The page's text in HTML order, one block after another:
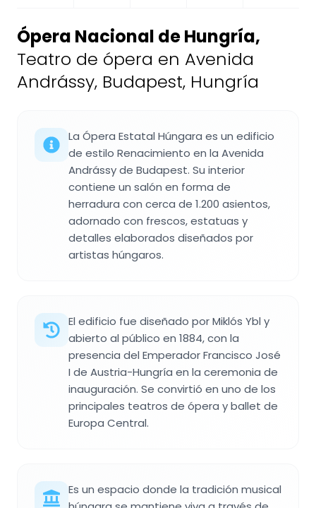
Ópera Nacional de Hungría,
Teatro de ópera en Avenida
Andrássy, Budapest, Hungría
La Ópera Estatal Húngara es un edificio
de estilo Renacimiento en la Avenida
Andrássy de Budapest. Su interior
contiene un salón en forma de
herradura con cerca de 1.200 asientos,
adornado con frescos, estatuas y
detalles elaborados diseñados por
artistas húngaros.
El edificio fue diseñado por Miklós Ybl y
abierto al público en 1884, con la
presencia del Emperador Francisco José
I de Austria-Hungría en la ceremonia de
inauguración. Se convirtió en uno de los
principales teatros de ópera y ballet de
Europa Central.
Es un espacio donde la tradición musical